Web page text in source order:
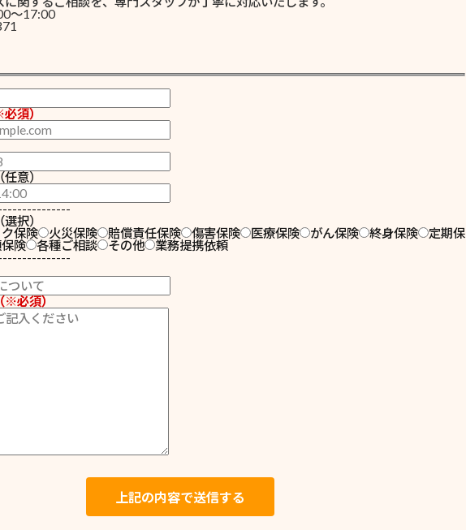
〜17:00
須）
意）
択）
保険 火災保険 賠償責任保険 傷害保険 医療保険 がん保険 終身保険
定期保
険 各種ご相談 その他
業務提携依頼
※必須）